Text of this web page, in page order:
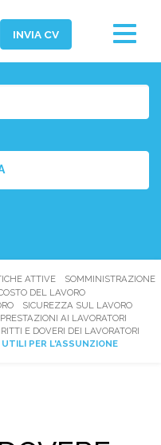
INVIA CV
Toggle
ATTIVE
SOMMINISTRAZIONE
DEL LAVORO
SICUREZZA SUL LAVORO
PRESTAZIONI AI LAVORATORI
E DOVERI DEI LAVORATORI
PER L'ASSUNZIONE